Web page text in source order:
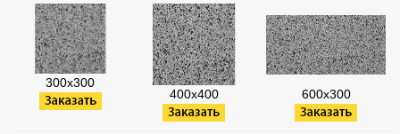
300х300
400х400
600х300